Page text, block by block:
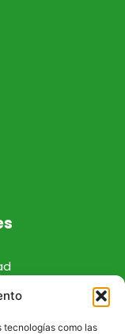
tecnologías como las